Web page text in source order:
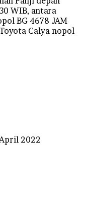
WIB, antara
BG 4678 JAM
Calya nopol
2022